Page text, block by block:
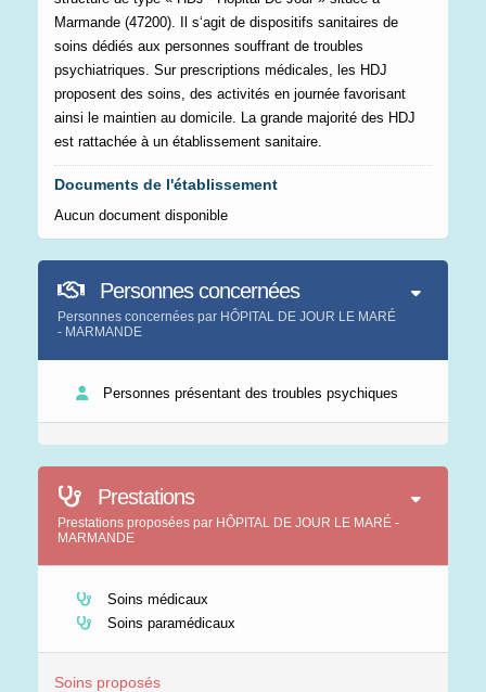
Marmande (47200). Il s‘agit de dispositifs sanitaires de
soins dédiés aux personnes souffrant de troubles
psychiatriques. Sur prescriptions médicales, les HDJ
proposent des soins, des activités en journée favorisant
ainsi le maintien au domicile. La grande majorité des HDJ
est rattachée à un établissement sanitaire.
Documents de l'établissement
Aucun document disponible
Personnes concernées
Personnes concernées par HÔPITAL DE JOUR LE MARÉ
- MARMANDE
Personnes présentant des troubles psychiques
Prestations
Prestations proposées par HÔPITAL DE JOUR LE MARÉ -
MARMANDE
Soins médicaux
Soins paramédicaux
Soins proposés